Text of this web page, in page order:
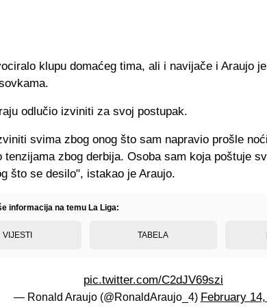
klupu domaćeg tima, ali i navijače i Araujo
odlučio izviniti za svoj postupak.
svima zbog onog što sam napravio prošle
tenzijama zbog derbija. Osoba sam koja poštuje
što se desilo", istakao je Araujo.
informacija na temu La Liga:
VIJESTI TABELA
pic.twitter.com/C2dJV69szi
— Ronald Araujo (@RonaldAraujo_4) February